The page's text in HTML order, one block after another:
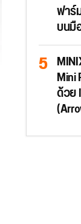
ฟาร์
บนมื
Mini
ด้วย